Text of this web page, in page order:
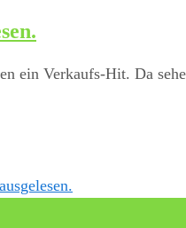
ein Verkaufs-Hit. Da